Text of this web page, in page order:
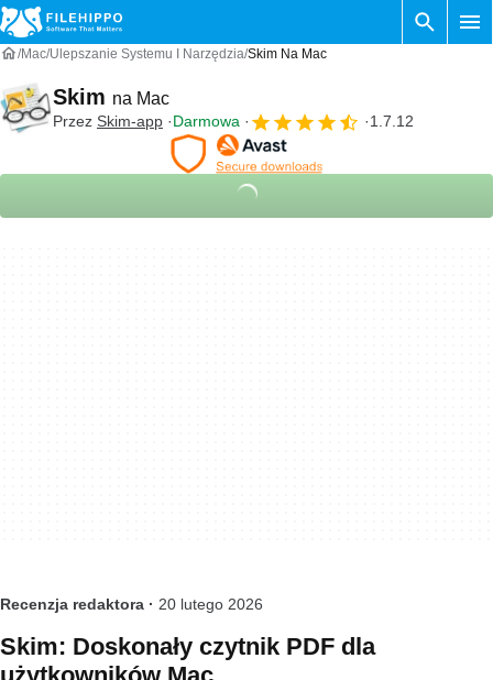
Mac Ulepszanie Systemu I Narzędzia Skim Na Mac
Skim na Mac
Przez Skim-app Darmowa 1.7.12
Recenzja redaktora · 20 lutego 2026
Skim: Doskonały czytnik PDF dla